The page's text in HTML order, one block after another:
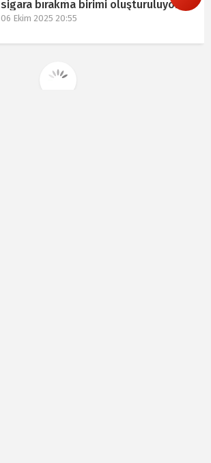
sigara bırakma birimi oluşturuluyor
06 Ekim 2025 20:55